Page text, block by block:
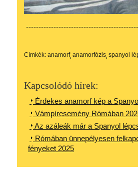
Címkék: anamorf anamorfózis spanyol
Kapcsolódó hírek:
Érdekes anamorf kép a
Vámpíresemény Rómában
Az azáleák már a Spanyol
Rómában ünnepélyesen
fényeket 2025